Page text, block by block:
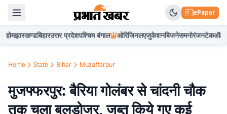
ePaper
होमझारखण्डबिहारउत्तर प्रदेशपश्चिम बंगाल ओरिजिनलएजुकेशनबिजनेसमनोरंजनटेकऑटो
Home State Bihar Muzaffarpur
मुजफ्फरपुर: बैरिया गोलंबर से चांदनी चौक
तक चला बुलडोजर, जब्त किये गए कई